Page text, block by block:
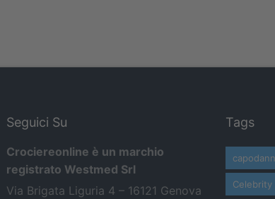
Seguici Su
Crociereonline è un marchio
registrato Westmed Srl
Via Brigata Liguria 4 – 16121 Genova
Tags
Celebrity